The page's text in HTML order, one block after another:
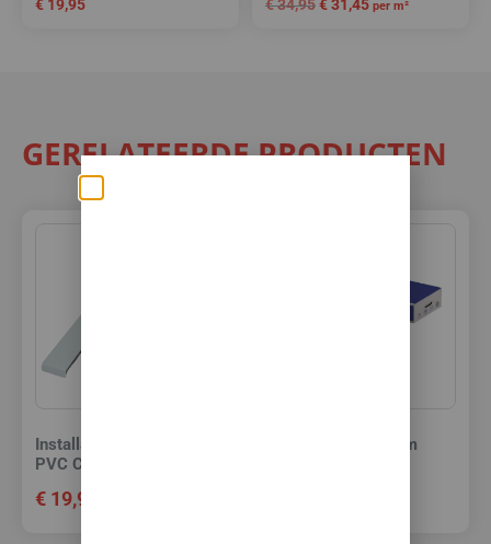
€ 19,95 €34,95€31,45 per m²
GERELATEERDE PRODUCTEN
Installatie set Laminaat /
PVC Click
€ 19,95
Quick Step PVC lijm